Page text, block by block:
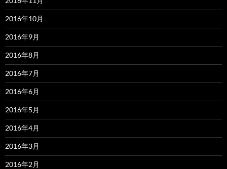
2016年10月
2016年9月
2016年8月
2016年7月
2016年6月
2016年5月
2016年4月
2016年3月
2016年2月